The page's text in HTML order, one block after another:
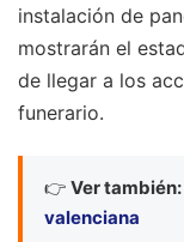
instalación de
mostrarán el
de llegar a los
funerario.
👉 Ver también:
valenciana